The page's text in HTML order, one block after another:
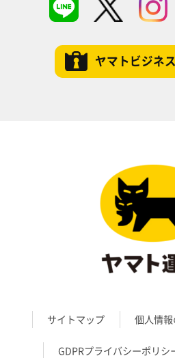
ヤマトビジネ
サイトマップ 個人情
GDPRプライバシーポリシ